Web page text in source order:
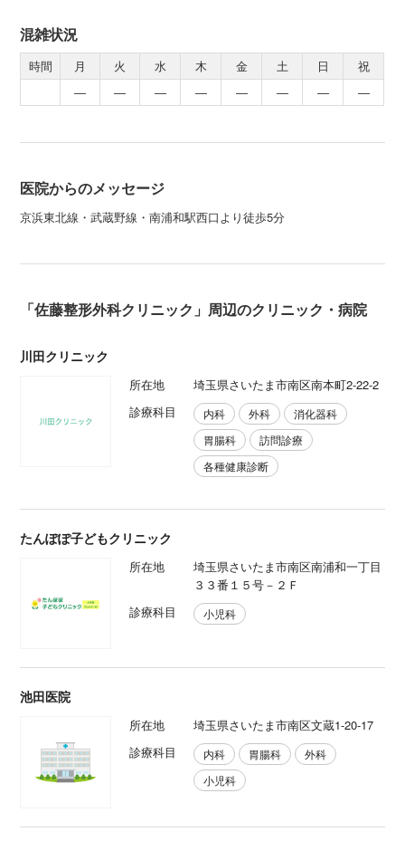
混雑状況
時間 月 火 水 木 金 土 日
祝
―
― ― ― ― ― ― ―
医院からのメッセージ
京浜東北線・武蔵野線・南浦和駅西口より徒歩5分
「佐藤整形外科クリニック」周辺のクリニック・病院
川田クリニック
所在地
埼玉県さいたま市南区南本町2-22-2
診療科目
内科 外科
消化器科
胃腸科
訪問診療
各種健康診断
たんぽぽ子どもクリニック
所在地
埼玉県さいたま市南区南浦和一丁目
３３番１５号－２Ｆ
診療科目
小児科
池田医院
所在地
埼玉県さいたま市南区文蔵1-20-17
診療科目
内科 胃腸科
外科
小児科